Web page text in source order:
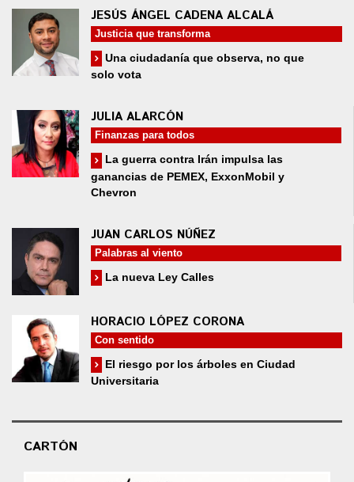
JESÚS ÁNGEL CADENA ALCALÁ
Justicia que transforma
Una ciudadanía que observa, no que
solo vota
JULIA ALARCÓN
Finanzas para todos
La guerra contra Irán impulsa las
ganancias de PEMEX, ExxonMobil y
Chevron
JUAN CARLOS NÚÑEZ
Palabras al viento
La nueva Ley Calles
HORACIO LÓPEZ CORONA
Con sentido
El riesgo por los árboles en Ciudad
Universitaria
CARTÓN